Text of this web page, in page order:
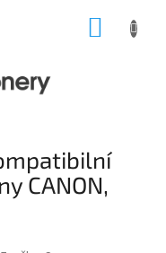
CANON,